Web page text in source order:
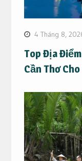
4 Tháng 8,
Top Địa
Cần Thơ